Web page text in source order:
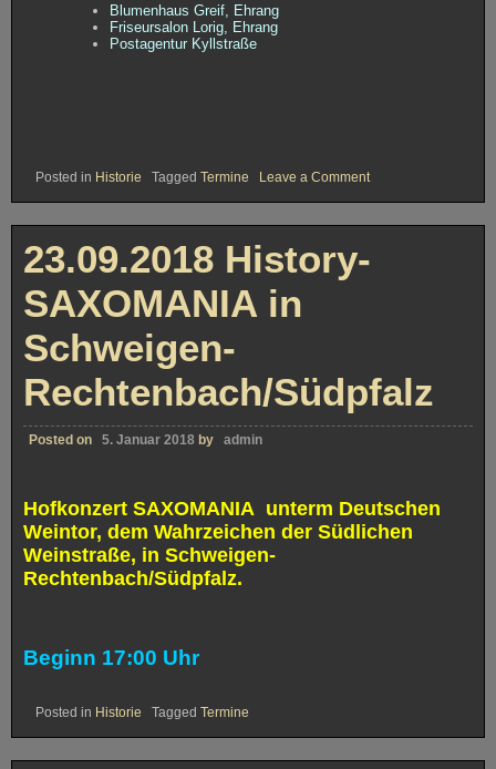
Blumenhaus Greif, Ehrang
Friseursalon Lorig, Ehrang
Postagentur Kyllstraße
Posted in Historie Tagged Termine Leave a Commenton
History
–
23.09.2018 History-
SAXOMANIA in
Schweigen-
Rechtenbach/Südpfalz
Posted on 5. Januar 2018 by admin
Hofkonzert SAXOMANIA unterm Deutschen
Weintor, dem Wahrzeichen der Südlichen
Weinstraße, in Schweigen-
Rechtenbach/Südpfalz.
Beginn 17:00 Uhr
Posted in Historie Tagged Termine